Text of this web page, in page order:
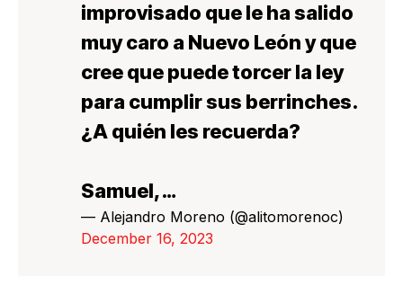
improvisado que le ha salido
muy caro a Nuevo León y que
cree que puede torcer la ley
para cumplir sus berrinches.
¿A quién les recuerda?
Samuel,…
— Alejandro Moreno (@alitomorenoc)
December 16, 2023